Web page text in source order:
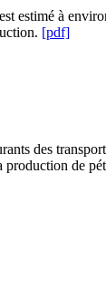
à
[pdf]
des
de